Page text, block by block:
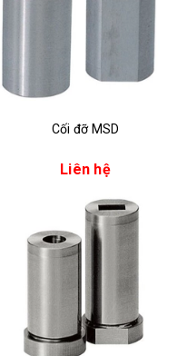
Cối đỡ MSD
Liên hệ